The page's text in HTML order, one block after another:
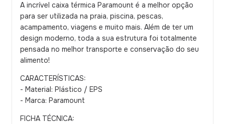
A incrível caixa térmica Paramount é a melhor opção
para ser utilizada na praia, piscina, pescas,
acampamento, viagens e muito mais. Além de ter um
design moderno, toda a sua estrutura foi totalmente
pensada no melhor transporte e conservação do seu
alimento!
CARACTERÍSTICAS:
- Material: Plástico / EPS
- Marca: Paramount
FICHA TÉCNICA: